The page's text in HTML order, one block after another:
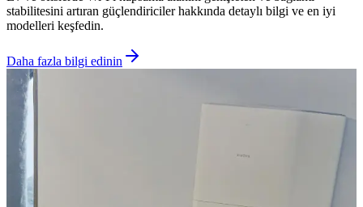
stabilitesini artıran güçlendiriciler hakkında detaylı bilgi ve en iyi
modelleri keşfedin.
Daha fazla bilgi edinin